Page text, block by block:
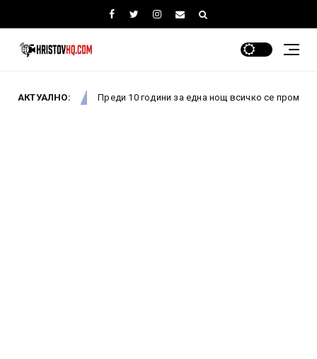
АКТУАЛНО:
Новини Преди 10 години за една нощ всичко се промени: Как